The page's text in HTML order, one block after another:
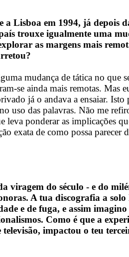
a Lisboa em 1994, já depois
trouxe igualmente uma
as margens mais
mudança de tática no que
se ainda mais remotas. Mas
já o andava a ensaiar. Isto
uso das palavras. Não me
leva ponderar as implicações
exata de como possa parecer
viragem do século - e do
A tua discografia a
e de fuga, e assim
Como é que a
televisão, impactou o teu